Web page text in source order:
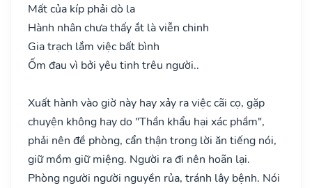
Mất của kíp phải dò la
Hành nhân chưa thấy ắt là viễn chinh
Gia trạch lắm việc bất bình
Ốm đau vì bởi yêu tinh trêu người..
Xuất hành vào giờ này hay xảy ra việc cãi cọ, gặp
chuyện không hay do "Thần khẩu hại xác phầm",
phải nên đề phòng, cẩn thận trong lời ăn tiếng nói,
giữ mồm giữ miệng. Người ra đi nên hoãn lại.
Phòng người người nguyền rủa, tránh lây bệnh. Nói